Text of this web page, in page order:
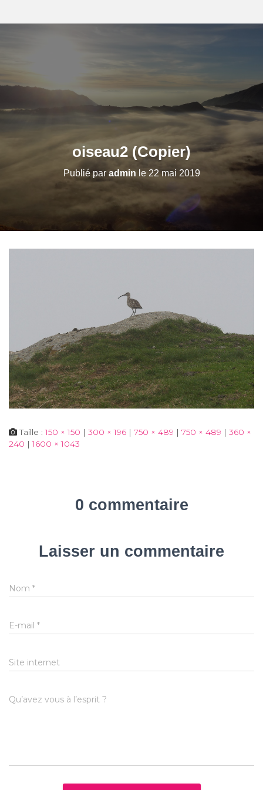
oiseau2 (Copier)
Publié par admin le 22 mai 2019
Taille :150 × 150 | 300 × 196 | 750 × 489 | 750 × 489 | 360 ×
240 | 1600 × 1043
0 commentaire
Laisser un commentaire
Nom *
E-mail *
Site internet
Qu’avez vous à l’esprit ?